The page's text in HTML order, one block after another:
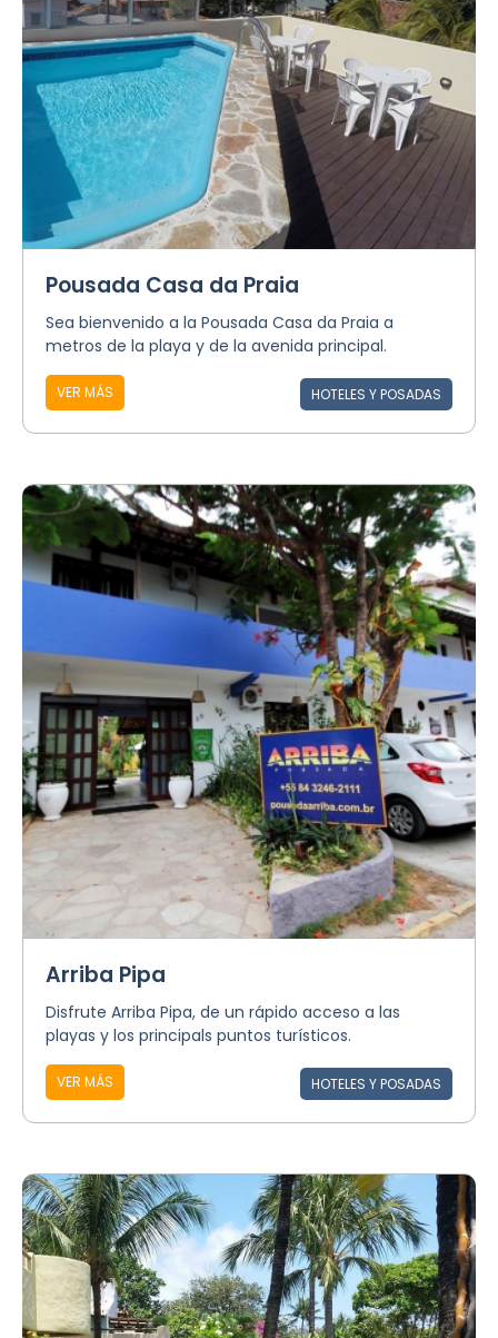
Pousada Casa da Praia
Sea bienvenido a la Pousada Casa da Praia a
metros de la playa y de la avenida principal.
VER MÁS HOTELES Y POSADAS
Arriba Pipa
Disfrute Arriba Pipa, de un rápido acceso a las
playas y los principals puntos turísticos.
VER MÁS HOTELES Y POSADAS